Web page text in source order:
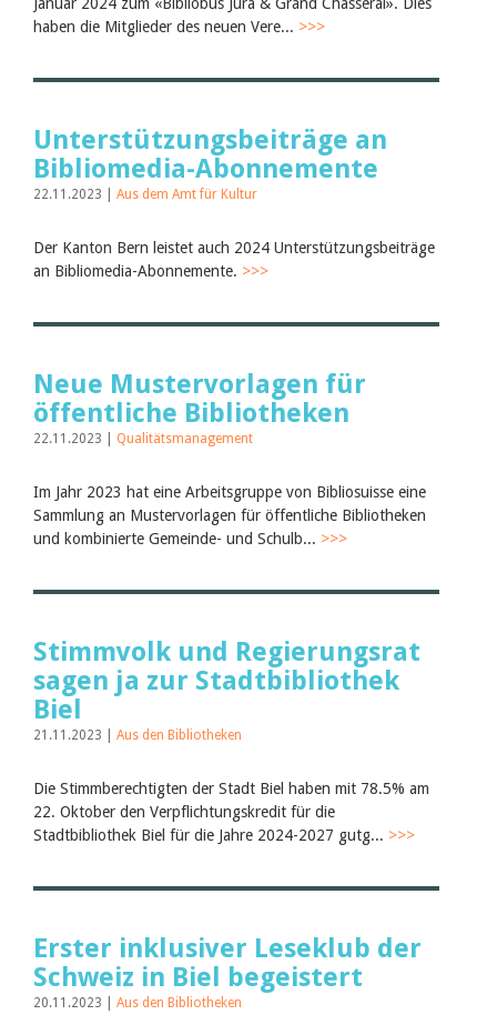
haben die Mitglieder des neuen Vere... >>>
Unterstützungsbeiträge an
Bibliomedia-Abonnemente
22.11.2023 | Aus dem Amt für Kultur
Der Kanton Bern leistet auch 2024 Unterstützungsbeiträge
an Bibliomedia-Abonnemente. >>>
Neue Mustervorlagen für
öffentliche Bibliotheken
22.11.2023 | Qualitätsmanagement
Im Jahr 2023 hat eine Arbeitsgruppe von Bibliosuisse eine
Sammlung an Mustervorlagen für öffentliche Bibliotheken
und kombinierte Gemeinde- und Schulb... >>>
Stimmvolk und Regierungsrat
sagen ja zur Stadtbibliothek
Biel
21.11.2023 | Aus den Bibliotheken
Die Stimmberechtigten der Stadt Biel haben mit 78.5% am
22. Oktober den Verpflichtungskredit für die
Stadtbibliothek Biel für die Jahre 2024-2027 gutg... >>>
Erster inklusiver Leseklub der
Schweiz in Biel begeistert
20.11.2023 | Aus den Bibliotheken